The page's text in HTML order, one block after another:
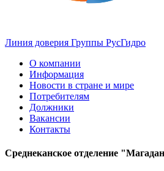
Линия доверия Группы РусГидро
О компании
Информация
Новости в стране и мире
Потребителям
Должники
Вакансии
Контакты
Среднеканское отделение